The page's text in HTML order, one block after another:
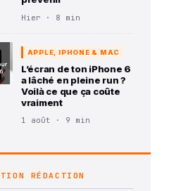
Hier · 8 min
APPLE, IPHONE & MAC
L’écran de ton iPhone 6
a lâché en pleine run ?
Voilà ce que ça coûte
vraiment
1 août · 9 min
RÉDACTION